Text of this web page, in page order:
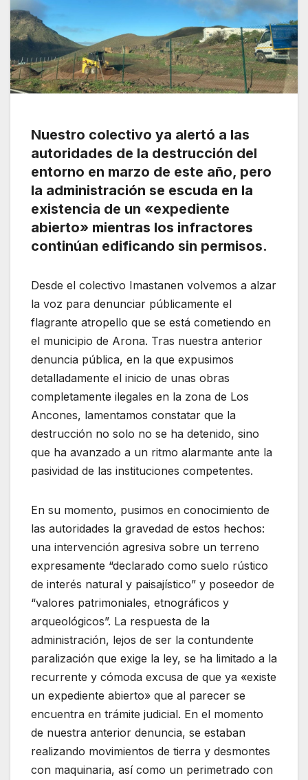
Nuestro colectivo ya alertó a las
autoridades de la destrucción del
entorno en marzo de este año, pero
la administración se escuda en la
existencia de un «expediente
abierto» mientras los infractores
continúan edificando sin permisos.
Desde el colectivo Imastanen volvemos a alzar
la voz para denunciar públicamente el
flagrante atropello que se está cometiendo en
el municipio de Arona. Tras nuestra anterior
denuncia pública, en la que expusimos
detalladamente el inicio de unas obras
completamente ilegales en la zona de Los
Ancones, lamentamos constatar que la
destrucción no solo no se ha detenido, sino
que ha avanzado a un ritmo alarmante ante la
pasividad de las instituciones competentes.
En su momento, pusimos en conocimiento de
las autoridades la gravedad de estos hechos:
una intervención agresiva sobre un terreno
expresamente “declarado como suelo rústico
de interés natural y paisajístico” y poseedor de
“valores patrimoniales, etnográficos y
arqueológicos”. La respuesta de la
administración, lejos de ser la contundente
paralización que exige la ley, se ha limitado a la
recurrente y cómoda excusa de que ya «existe
un expediente abierto» que al parecer se
encuentra en trámite judicial. En el momento
de nuestra anterior denuncia, se estaban
realizando movimientos de tierra y desmontes
con maquinaria, así como un perimetrado con